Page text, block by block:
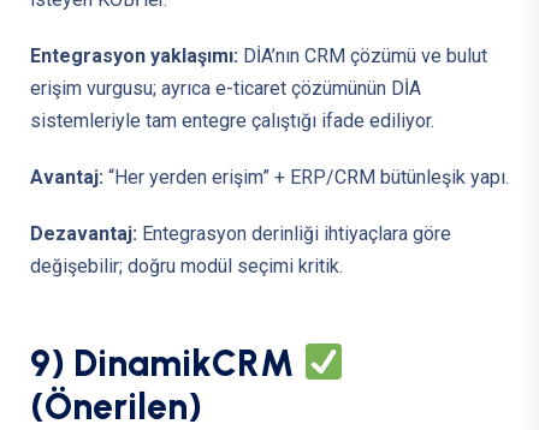
Entegrasyon yaklaşımı: DİA’nın CRM çözümü ve bulut
erişim vurgusu; ayrıca e-ticaret çözümünün DİA
sistemleriyle tam entegre çalıştığı ifade ediliyor.
Avantaj: “Her yerden erişim” + ERP/CRM bütünleşik yapı.
Dezavantaj: Entegrasyon derinliği ihtiyaçlara göre
değişebilir; doğru modül seçimi kritik.
9) DinamikCRM
(Önerilen)